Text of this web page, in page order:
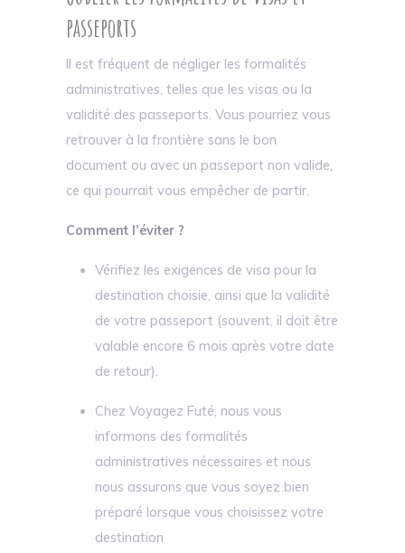
passeports
Il est fréquent de négliger les formalités
administratives, telles que les visas ou la
validité des passeports. Vous pourriez vous
retrouver à la frontière sans le bon
document ou avec un passeport non valide,
ce qui pourrait vous empêcher de partir.
Comment l’éviter ?
Vérifiez les exigences de visa pour la
destination choisie, ainsi que la validité
de votre passeport (souvent, il doit être
valable encore 6 mois après votre date
de retour).
Chez Voyagez Futé, nous vous
informons des formalités
administratives nécessaires et nous
nous assurons que vous soyez bien
préparé lorsque vous choisissez votre
destination